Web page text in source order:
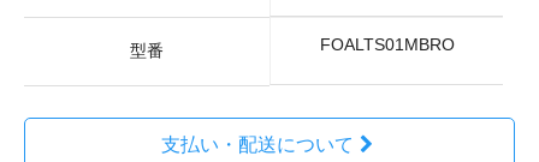
型番 FOALTS01MBRO
支払い・配送について